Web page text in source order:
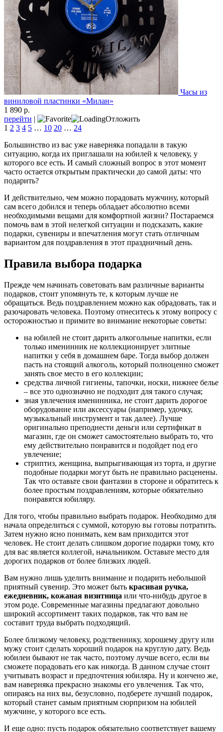
Часы из
виниловой пластинки «Милан»
1 890 р.
перейти |
Отложить
1 2 3 4 5 … 10 20 … 24
Большинство из вас уже наверняка попадали в такую
ситуацию, когда их приглашали на юбилей к человеку, у
которого все есть. И самый сложный вопрос в этот момент
часто остается открытым практически до самой даты: что
подарить?
И действительно, чем можно порадовать мужчину, который
сам всего добился и теперь обладает абсолютно всеми
необходимыми вещами для комфортной жизни? Постараемся
помочь вам в этой нелегкой ситуации и подсказать, какие
подарки, сувениры и впечатления могут стать отличным
вариантом для поздравления в этот праздничный день.
Правила выбора подарка
Прежде чем начинать советовать вам различные варианты
подарков, стоит упомянуть те, к которым лучше не
обращаться. Ведь поздравлением можно как обрадовать, так и
разочаровать человека. Поэтому отнеситесь к этому вопросу с
осторожностью и примите во внимание некоторые советы:
на юбилей не стоит дарить алкогольные напитки, если
только именинник не коллекционирует элитные
напитки у себя в домашнем баре. Тогда выбор должен
пасть на стоящий алкоголь, который полноценно сможет
занять свое место в его коллекции;
средства личной гигиены, тапочки, носки, нижнее белье
– все это однозначно не подходит для такого случая;
зная увлечения именинника, не стоит дарить дорогое
оборудование или аксессуары (например, удочку,
музыкальный инструмент и так далее). Лучше
оригинально преподнести деньги или сертификат в
магазин, где он сможет самостоятельно выбрать то, что
ему действительно понравится и подойдет под его
увлечение;
стриптиз, женщина, выпрыгивающая из торта, и другие
подобные подарки могут быть не правильно расценены.
Так что оставьте свои фантазии в стороне и обратитесь к
более простым поздравлениям, которые обязательно
понравятся юбиляру.
Для того, чтобы правильно выбрать подарок. Необходимо для
начала определиться с суммой, которую вы готовы потратить.
Затем нужно ясно понимать, кем вам приходится этот
человек. Не стоит делать слишком дорогие подарки тому, кто
для вас является коллегой, начальником. Оставьте место для
дорогих подарков от более близких людей.
Вам нужно лишь уделить внимание и подарить небольшой
приятный сувенир. Это может быть красивая ручка,
ежедневник, кожаная визитница или что-нибудь другое в
этом роде. Современные магазины предлагают довольно
широкий ассортимент таких подарков, так что вам не
составит труда выбрать подходящий.
Более близкому человеку, родственнику, хорошему другу или
мужу стоит сделать хороший подарок на круглую дату. Ведь
юбилеи бывают не так часто, поэтому лучше всего, если вы
сможете порадовать его как никогда. В данном случае стоит
учитывать возраст и предпочтения юбиляра. Ну и кончено же,
вам наверняка прекрасно знакомы его увлечения. Так что,
опираясь на них вы, безусловно, подберете лучший подарок,
который станет самым приятным сюрпризом на юбилей
мужчине, у которого все есть.
И еще одно: пусть подарок обязательно соответствует вашему